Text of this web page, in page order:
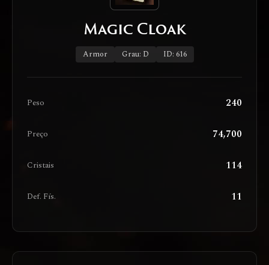
Magic Cloak
Armor Grau: D ID: 616
Peso 240
Preço 74,700
Cristais 114
Def. Fís. 11